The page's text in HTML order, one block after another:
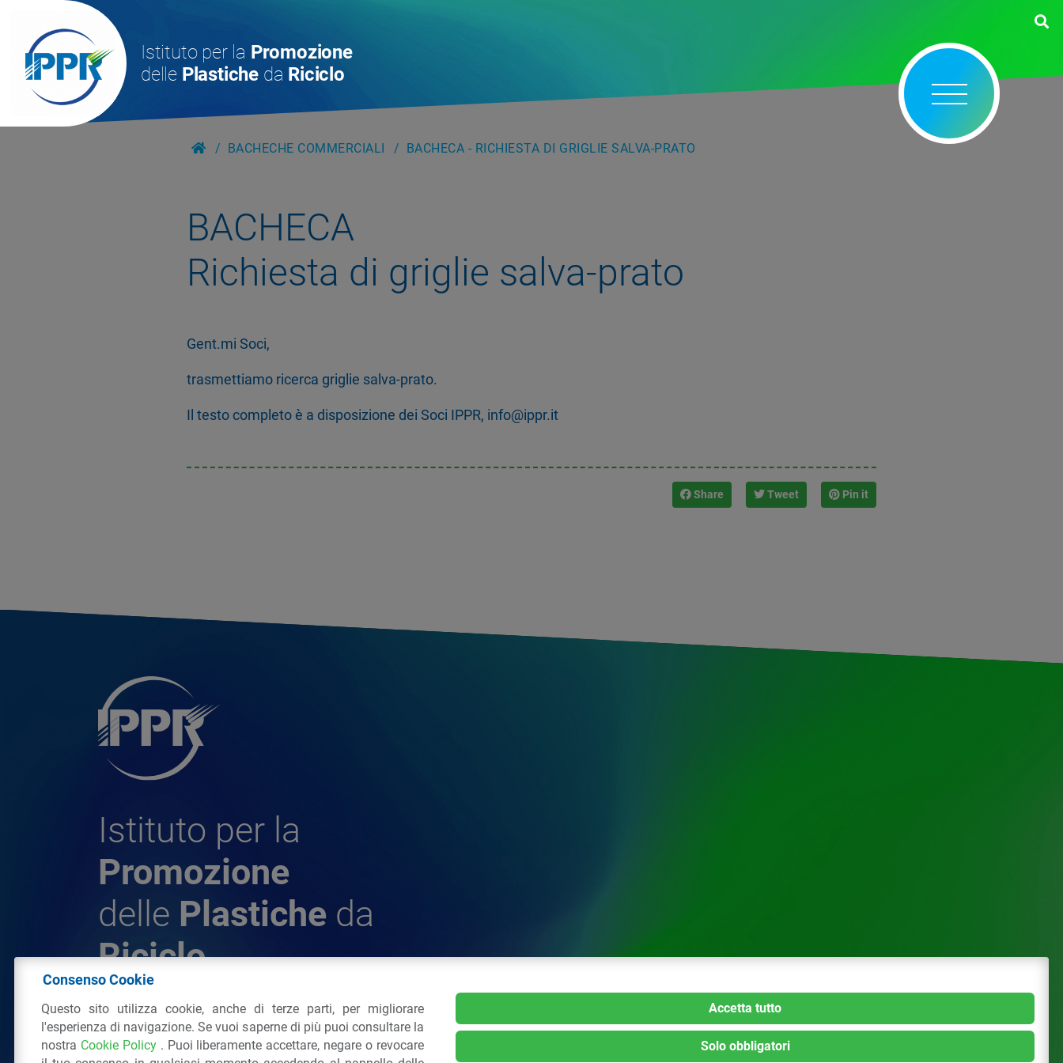
Istituto per la Promozione
delle Plastiche da Riciclo
BACHECHE COMMERCIALI BACHECA - RICHIESTA DI GRIGLIE SALVA-PRATO
BACHECA
Richiesta di griglie salva-prato
Gent.mi Soci,
trasmettiamo ricerca griglie salva-prato.
Il testo completo è a disposizione dei Soci IPPR, info@ippr.it
Share Tweet Pin it
Istituto per la
Promozione
delle Plastiche da
Riciclo
© 2026 - IPPR Istituto per la Promozione delle Plastiche
da Riciclo
C.F. 97381090154
Consenso Cookie
Questo sito utilizza cookie, anche di terze parti, per migliorare
l'esperienza di navigazione. Se vuoi saperne di più puoi consultare la
nostra Cookie Policy . Puoi liberamente accettare, negare o revocare
Accetta tutto
Solo obbligatori